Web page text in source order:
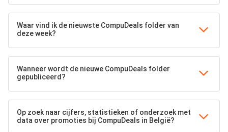
Waar vind ik de nieuwste CompuDeals folder van
deze week?
Wanneer wordt de nieuwe CompuDeals folder
gepubliceerd?
Op zoek naar cijfers, statistieken of onderzoek met
data over promoties bij CompuDeals in België?